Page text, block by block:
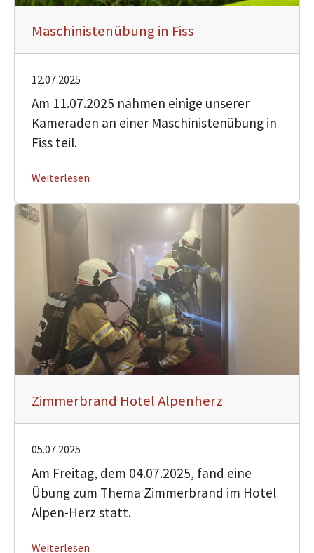
Maschinistenübung in Fiss
12.07.2025
Am 11.07.2025 nahmen einige unserer
Kameraden an einer Maschinistenübung in
Fiss teil.
Weiterlesen
Zimmerbrand Hotel Alpenherz
05.07.2025
Am Freitag, dem 04.07.2025, fand eine
Übung zum Thema Zimmerbrand im Hotel
Alpen-Herz statt.
Weiterlesen